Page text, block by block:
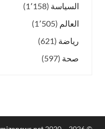
السياسة (1٬158)
العالم (1٬505)
رياضة (621)
صحة (597)